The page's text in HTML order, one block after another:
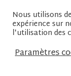
Cabinet de
Av Henry
06210
Nous utilisons
expérience sur
l'utilisation des
Paramètres